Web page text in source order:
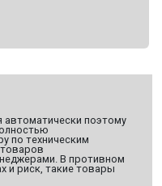
поэтому
по техническим
В противном
и риск, такие товары